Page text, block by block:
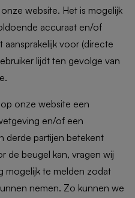
website. Het is mogelijk
accuraat en/of
voor (directe
lijdt ten gevolge van
onze website een
en/of een
derde partijen betekent
de beugel kan, vragen wij
mogelijk te melden zodat
nemen. Zo kunnen we